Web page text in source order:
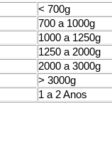
< 700g
700 a 1000g
1000 a 1250g
1250 a 2000g
2000 a 3000g
> 3000g
1 a 2 Anos